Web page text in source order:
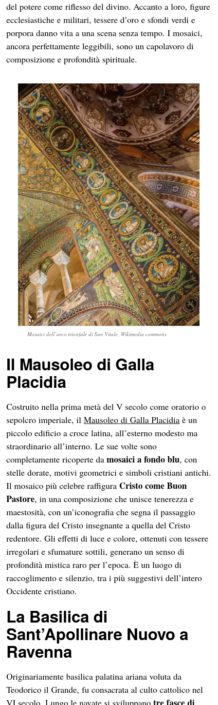
del potere come riflesso del divino. Accanto a loro, figure
ecclesiastiche e militari, tessere d’oro e sfondi verdi e
porpora danno vita a una scena senza tempo. I mosaici,
ancora perfettamente leggibili, sono un capolavoro di
composizione e profondità spirituale.
Mosaici dell’arco trionfale di San Vitale, Wikimedia commons
Il Mausoleo di Galla
Placidia
Costruito nella prima metà del V secolo come oratorio o
sepolcro imperiale, ilMausoleo di Galla Placidia è un
piccolo edificio a croce latina, all’esterno modesto ma
straordinario all’interno. Le sue volte sono
completamente ricoperte damosaici a fondo blu, con
stelle dorate, motivi geometrici e simboli cristiani antichi.
Il mosaico più celebre raffigura Cristo come Buon
Pastore, in una composizione che unisce tenerezza e
maestosità, con un’iconografia che segna il passaggio
dalla figura del Cristo insegnante a quella del Cristo
redentore. Gli effetti di luce e colore, ottenuti con tessere
irregolari e sfumature sottili, generano un senso di
profondità mistica raro per l’epoca. È un luogo di
raccoglimento e silenzio, tra i più suggestivi dell’intero
Occidente cristiano.
La Basilica di
Sant’Apollinare Nuovo a
Ravenna
Originariamente basilica palatina ariana voluta da
Teodorico il Grande, fu consacrata al culto cattolico nel
VI secolo. Lungo le navate si sviluppano